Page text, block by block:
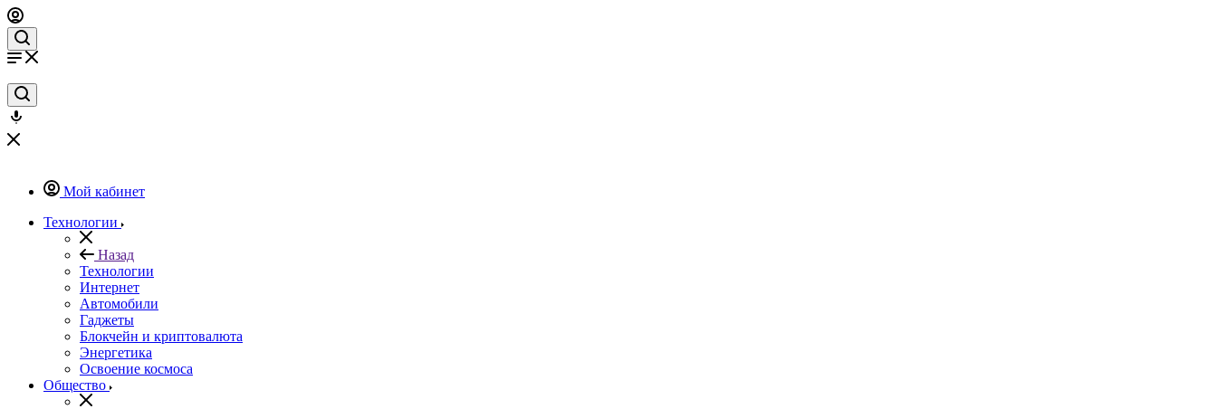
Мой кабинет
Технологии
Назад
Технологии
Интернет
Автомобили
Гаджеты
Блокчейн и криптовалюта
Энергетика
Освоение космоса
Общество